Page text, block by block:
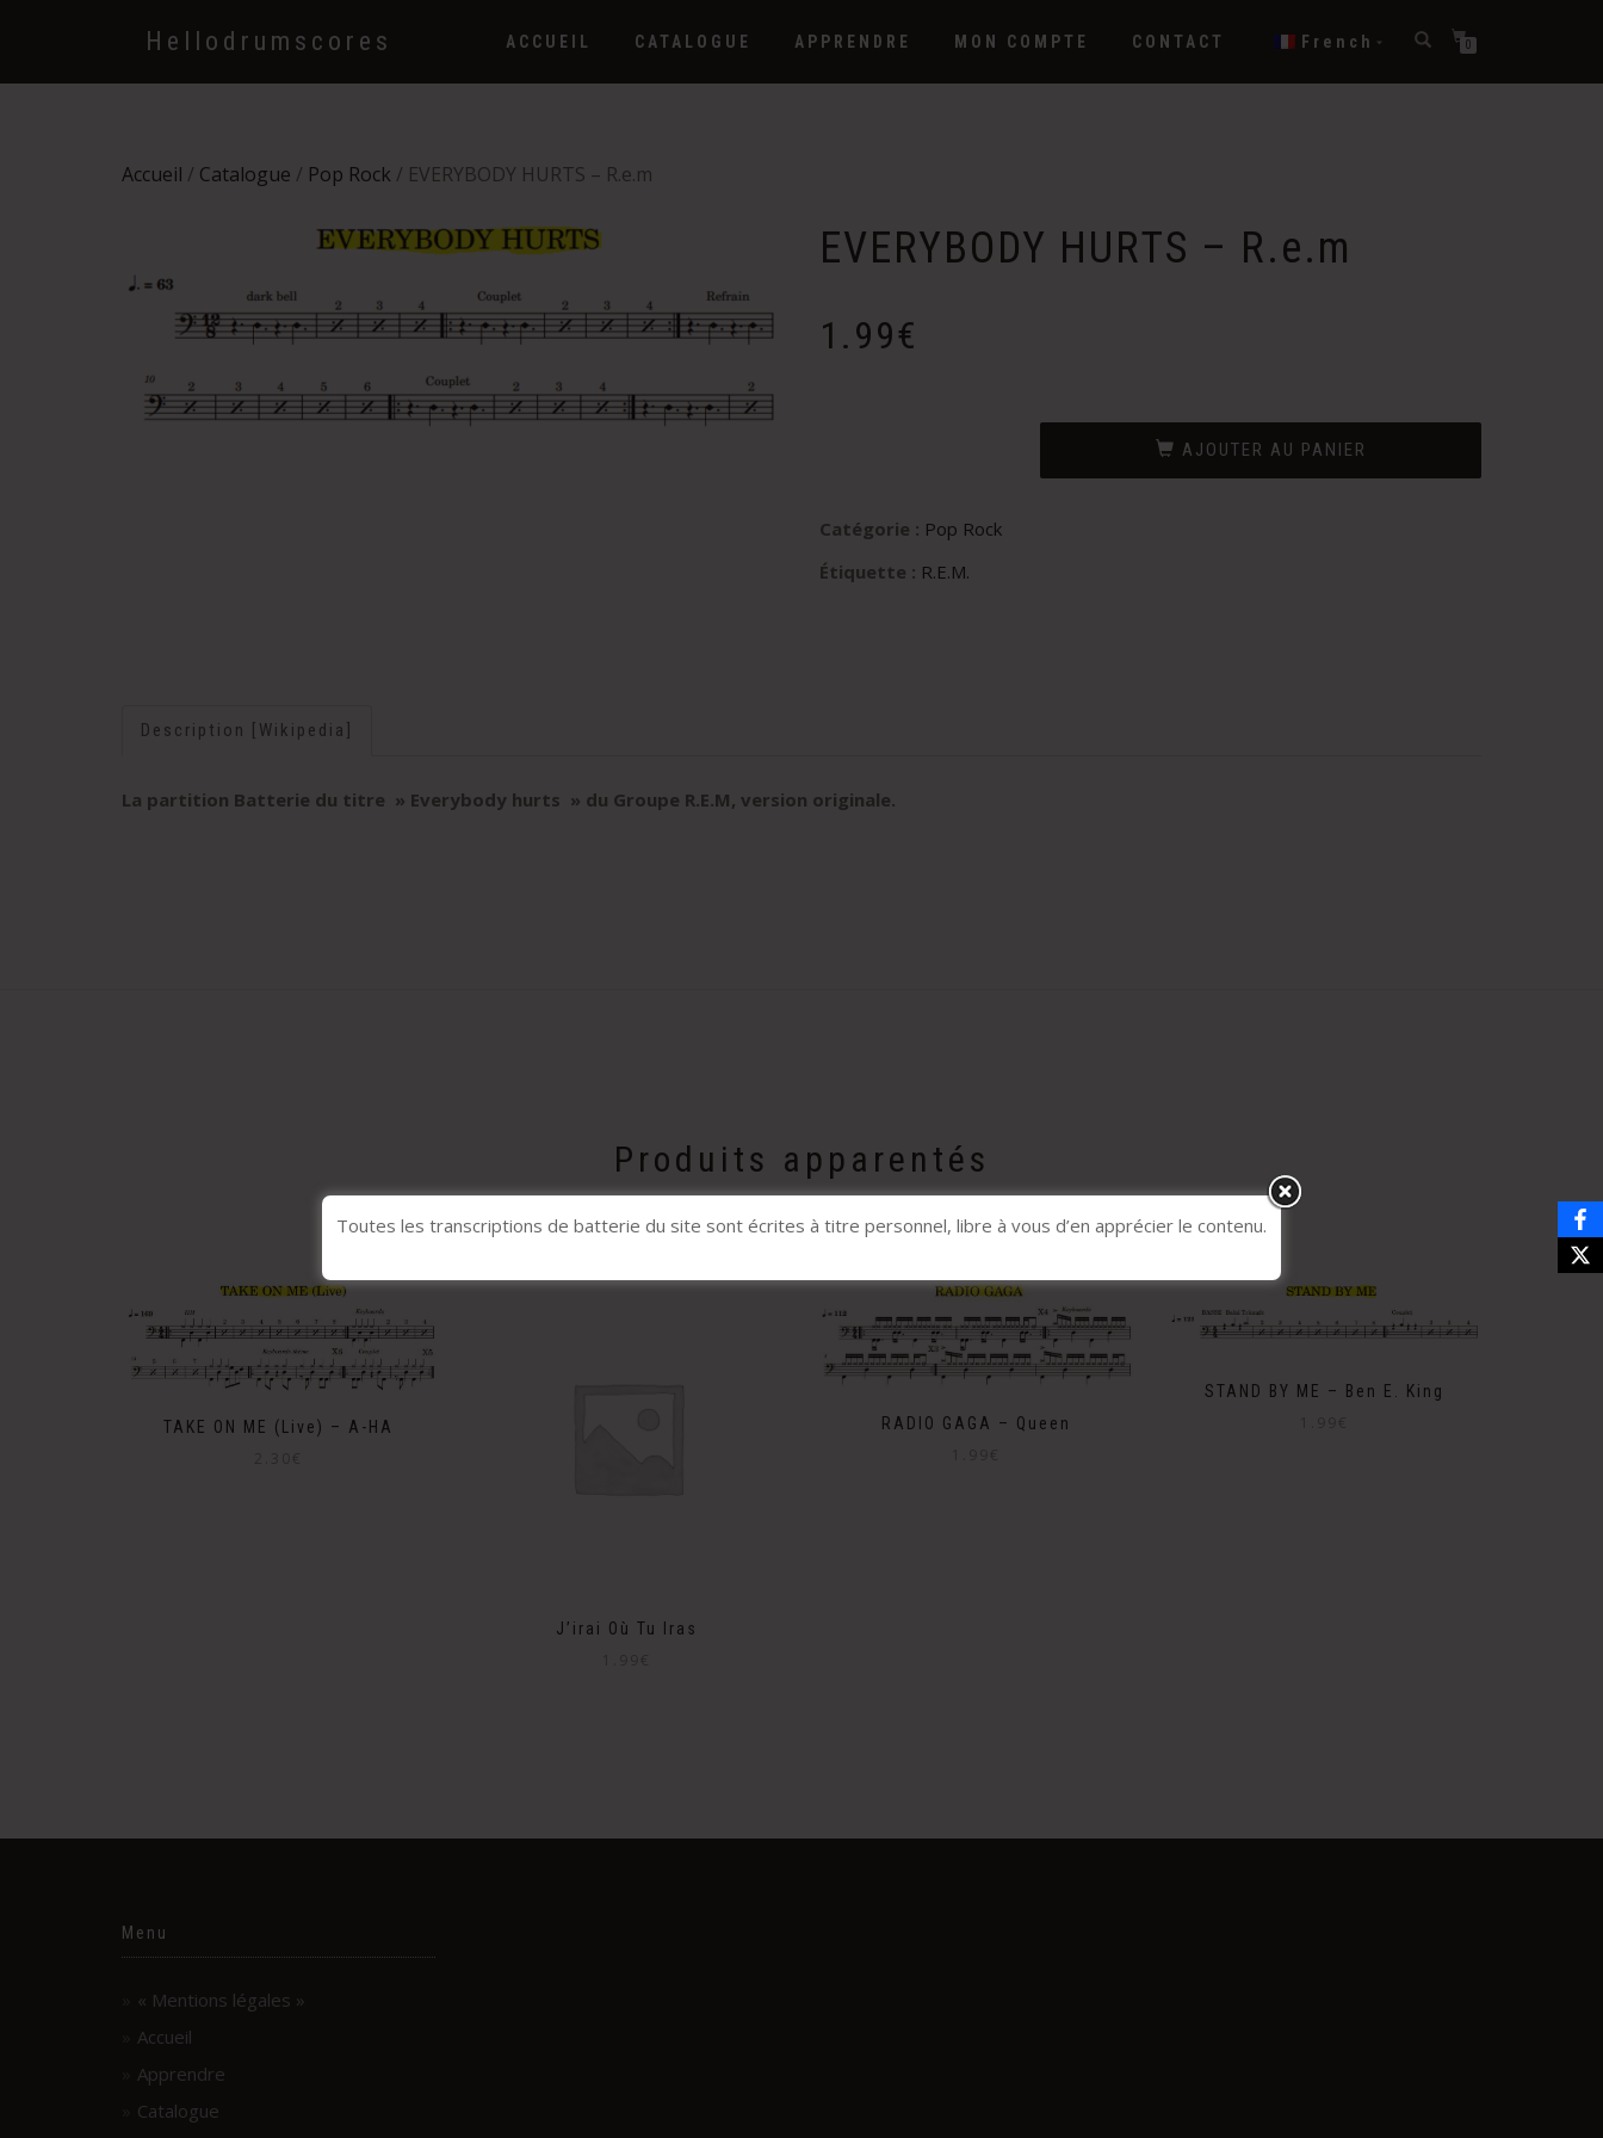
Hellodrumscores ACCUEIL CATALOGUE APPRENDRE MON COMPTE CONTACT French 0
Accueil / Catalogue / Pop Rock / EVERYBODY HURTS – R.e.m
EVERYBODY HURTS – R.e.m
1.99€
AJOUTER AU PANIER
Catégorie : Pop Rock
Étiquette : R.E.M.
Description [Wikipedia]
La partition Batterie du titre » Everybody hurts » du Groupe R.E.M, version originale.
Produits apparentés
TAKE ON ME (Live) – A-HA
J’irai Où Tu Iras
RADIO GAGA – Queen
STAND BY ME – Ben E. King
Menu
« Mentions légales »
Accueil
Apprendre
Catalogue
Toutes les transcriptions de batterie du site sont écrites à titre personnel, libre à vous d’en apprécier le contenu.